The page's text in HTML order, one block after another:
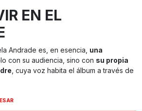
EN EL
Andrade es, en esencia, una
con su audiencia, sino con su propia
, cuya voz habita el álbum a través de